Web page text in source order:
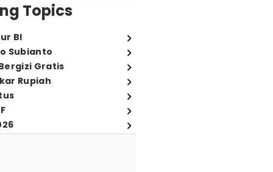
Topics
BI
Subianto
Gratis
Rupiah